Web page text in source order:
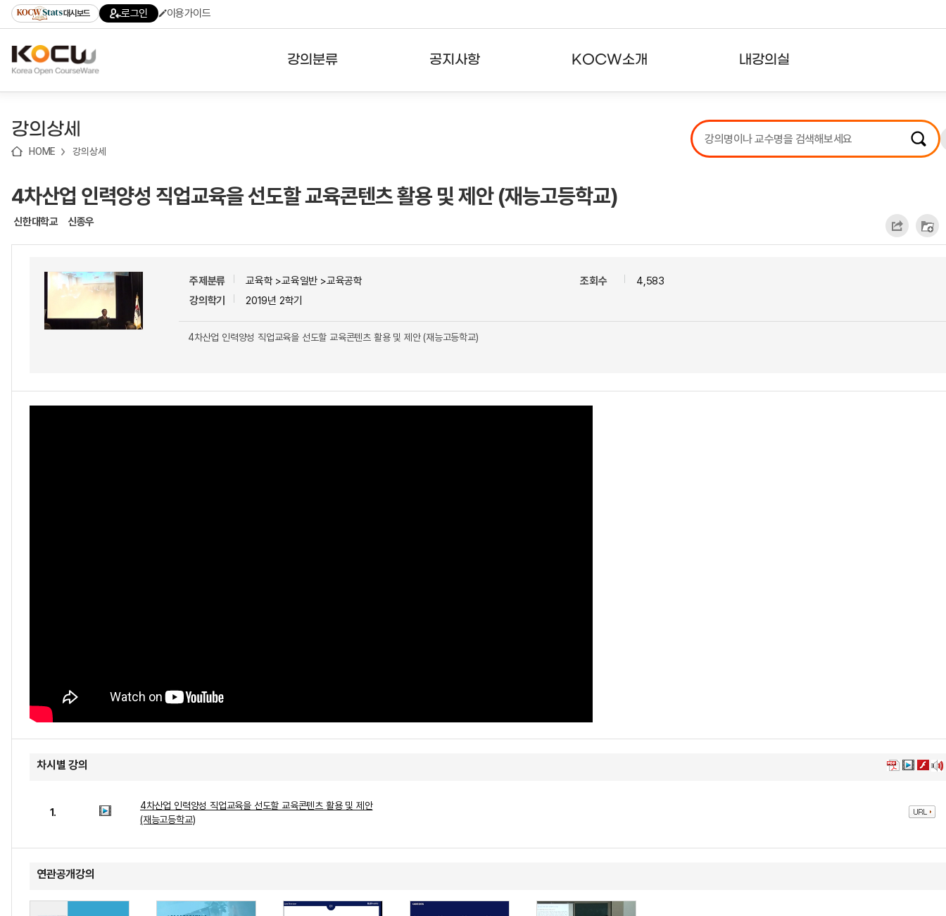
기
기
기
content)
가
대시보드 로그인 이용가이드
강의분류
테마강의
공지사항
서비스도움말
KOCW소개 내강의실
강의리스트
수강확인증강의
강의상세
HOME 강의상세
4차산업 인력양성 직업교육을 선도할 교육콘텐츠 활용 및 제안 (재능고등학교)
신한대학교 신종우
주제분류
교육학 >교육일반 >교육공학
강의학기
2019년 2학기
조회수 4,583
4차산업 인력양성 직업교육을 선도할 교육콘텐츠 활용 및 제안 (재능고등학교)
차시별 강의
1.
4차산업 인력양성 직업교육을 선도할 교육콘텐츠 활용 및 제안
(재능고등학교)
연관공개강의